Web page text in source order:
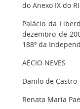
do Anexo IX do
Palácio da
dezembro de
188º da
AÉCIO NEVES
Danilo de Castro
Renata Maria